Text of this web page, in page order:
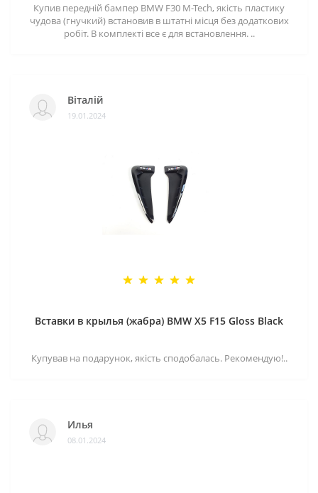
Купив передній бампер BMW F30 M-Tech, якість пластику
чудова (гнучкий) встановив в штатні місця без додаткових
робіт. В комплекті все є для встановлення. ..
Віталій
19.01.2024
Вставки в крылья (жабра) BMW X5 F15 Gloss Black
Купував на подарунок, якість сподобалась. Рекомендую!..
Илья
08.01.2024